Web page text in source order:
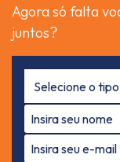
Agora só falta
juntos?